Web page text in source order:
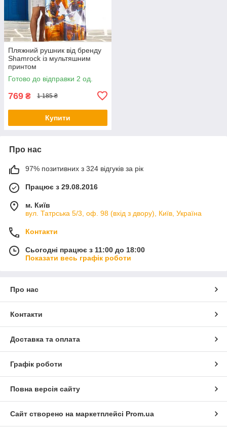
Пляжний рушник від бренду
Shamrock із мультяшним
принтом
Готово до відправки 2 од.
769 ₴ 1 185 ₴
Купити
Про нас
97% позитивних з 324 відгуків за рік
Працює з 29.08.2016
м. Київ
вул. Татрська 5/3, оф. 98 (вхід з двору), Київ, Україна
Контакти
Сьогодні працює з 11:00 до 18:00
Показати весь графік роботи
Про нас
Контакти
Доставка та оплата
Графік роботи
Повна версія сайту
Сайт створено на маркетплейсі Prom.ua